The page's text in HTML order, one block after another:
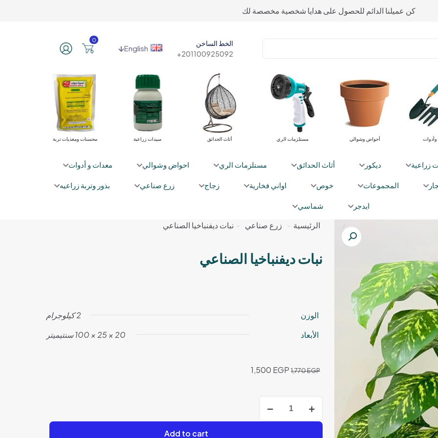
كن عميلنا الدائم للحصول على هدايا شخصية مخصصة لك
الخط الساخن
201100925092+
English
0
مبيدات زراعية أثاث الحدائق مستلزمات الري أحواض وشوالي معدات وأدوات
زراعية ديكور أثاث الحدائق مستلزمات الري احواض وشوالي معدات و أدوات
المجموعات خوص اواني فخارية زجاج زرع صناعي بذور وتربة زراعيه
ايدجر شماسي
الرئيسية - زرع صناعي - نبات ديفنباخيا الصناعي
نبات ديفنباخيا الصناعي
الوزن
2 كيلوجرام
الأبعاد
20 × 25 × 100 سنتيميتر
1,770EGP
السعر
1,770 EGP.
1,500 EGP
السعر
نبات
ديفنباخيا
Add to cart